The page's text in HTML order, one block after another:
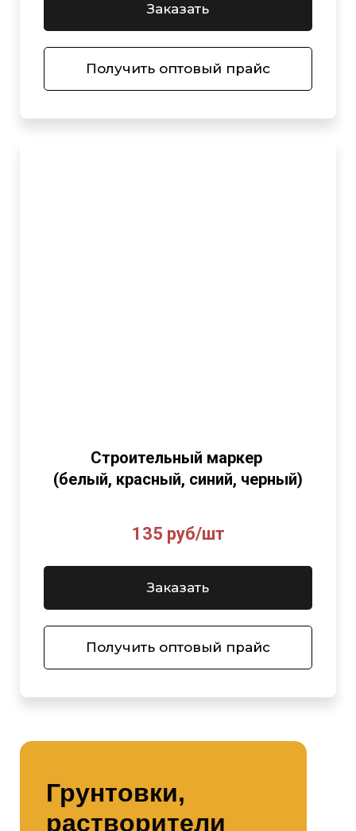
Заказать
Получить оптовый прайс
Строительный маркер
(белый, красный, синий, черный)
135 руб/шт
Заказать
Получить оптовый прайс
Грунтовки,
растворители